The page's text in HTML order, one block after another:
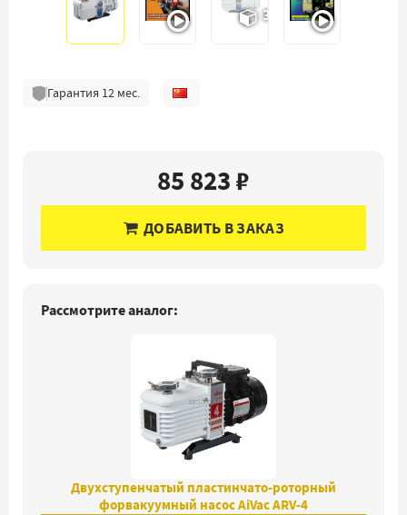
3D
Гарантия 12мес.
85 823 ₽
ДОБАВИТЬ В ЗАКАЗ
Рассмотрите аналог:
Двухступенчатый пластинчато-роторный
форвакуумный насос AiVac ARV-4